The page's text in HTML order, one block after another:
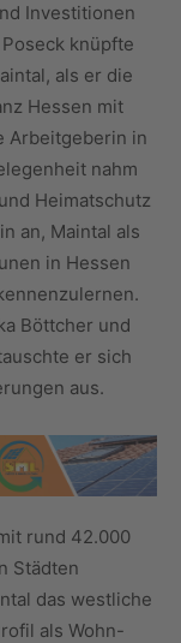
Investitionen
knüpfte
als er die
Hessen mit
Arbeitgeberin in
nahm
Heimatschutz
an, Maintal als
in Hessen
Böttcher und
er sich
aus.
rund 42.000
Städten
das westliche
als Wohn-